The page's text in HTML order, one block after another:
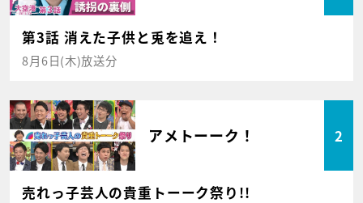
第3話 消えた子供と兎を追え！
8月6日(木)放送分
アメトーーク！ 2
売れっ子芸人の貴重トーーク祭り!!